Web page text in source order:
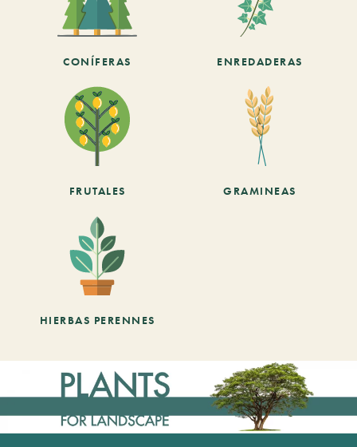
CONÍFERAS ENREDADERAS
FRUTALES GRAMINEAS
HIERBAS PERENNES